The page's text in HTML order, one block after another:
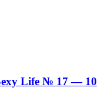
Life № 17 — 10